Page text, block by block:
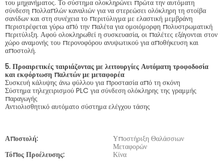
του μηχανήματος. Το σύστημα ολοκληρώνει πρώτα την αυτόματη
σύνδεση πολλαπλών καναλιών για να στερεώσει ολόκληρη τη στοίβα
σανίδων και στη συνέχεια το περιτύλιγμα με ελαστική μεμβράνη
περιστρέφεται γύρω από την παλέτα για ομοιόμορφη πολυστρωματική
περιτύλιξη. Αφού ολοκληρωθεί η συσκευασία, οι παλέτες εξάγονται στον
χώρο αναμονής του περονοφόρου ανυψωτικού για αποθήκευση και
αποστολή.
5. Προαιρετικές ταιριάζοντας με λειτουργίες Αυτόματη τροφοδοσία
και εκφόρτωση παλετών με μεταφορέα
Συσκευή κάλυψης άνω φύλλου για προστασία από τη σκόνη
Σύστημα τηλεχειρισμού PLC για σύνδεση ολόκληρης της γραμμής
παραγωγής
Αντιολισθητικό αυτόματο σύστημα ελέγχου τάσης
Αποστολή:
Υποστήριξη Θαλάσσιων
Μεταφορών
Τόπος Προέλευσης:
Κίνα